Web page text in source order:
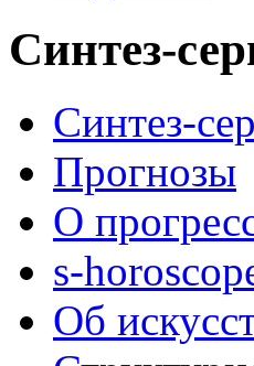
Синтез-
Синтез-
Прогнозы
О
s-
Об